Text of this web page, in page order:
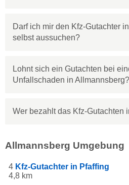
Darf ich mir den Kfz-Gutachter
selbst aussuchen?
Lohnt sich ein Gutachten bei
Unfallschaden in Allmannsberg?
Wer bezahlt das Kfz-Gutachten
Allmannsberg Umgebung
4 Kfz-Gutachter in Pfaffing
4,8 km